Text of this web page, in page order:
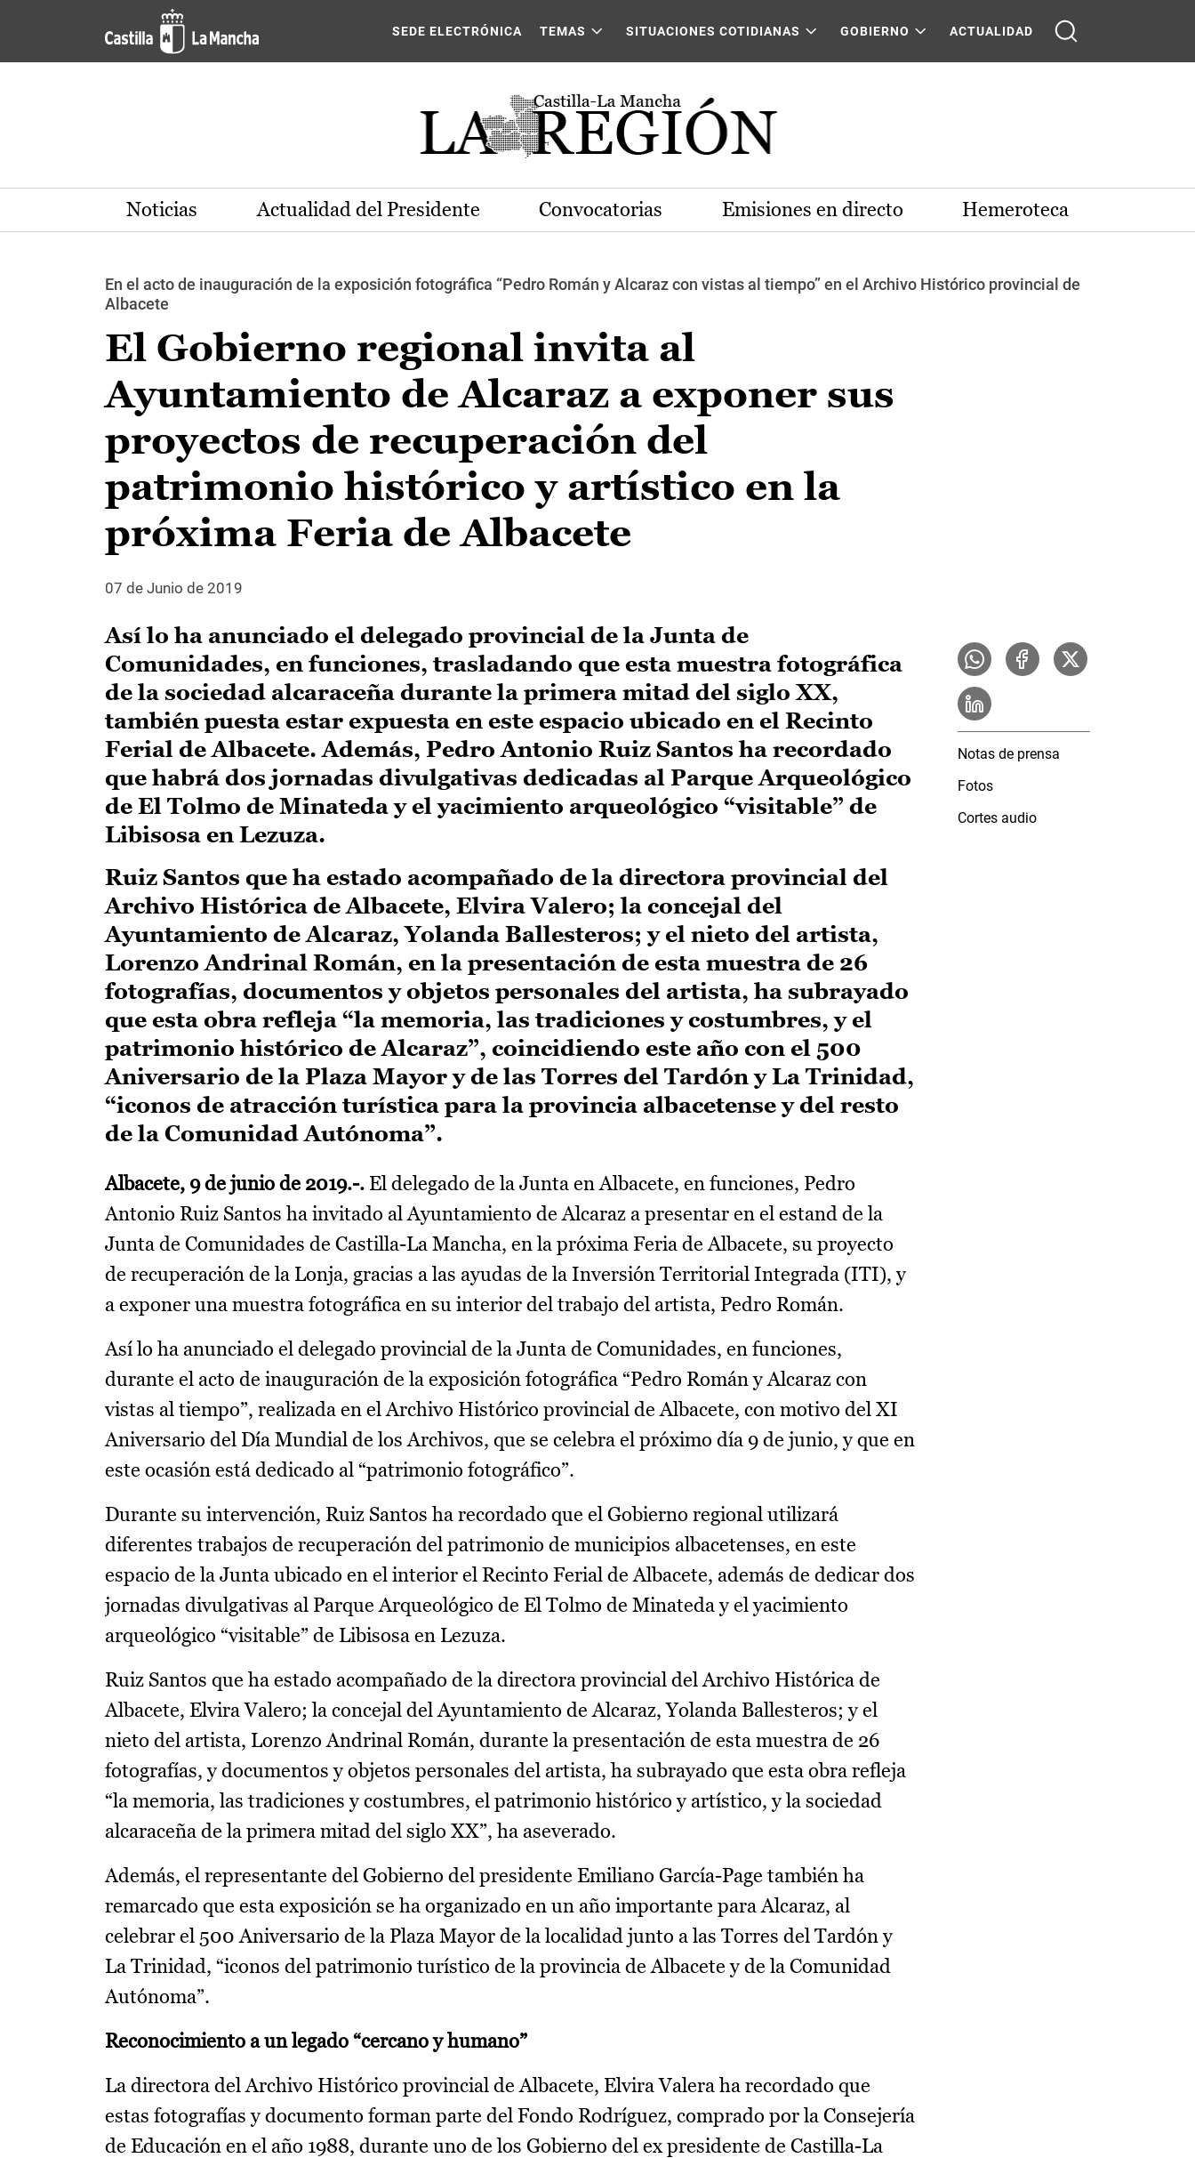
Pasar al contenido principal
SEDE ELECTRÓNICA TEMAS SITUACIONES COTIDIANAS GOBIERNO ACTUALIDAD
Noticias Actualidad del Presidente Convocatorias Emisiones en directo Hemeroteca
En el acto de inauguración de la exposición fotográfica “Pedro Román y Alcaraz con vistas al tiempo” en el Archivo Histórico provincial de
Albacete
El Gobierno regional invita al
Ayuntamiento de Alcaraz a exponer sus
proyectos de recuperación del
patrimonio histórico y artístico en la
próxima Feria de Albacete
07 de Junio de 2019
Así lo ha anunciado el delegado provincial de la Junta de
Comunidades, en funciones, trasladando que esta muestra fotográfica
de la sociedad alcaraceña durante la primera mitad del siglo XX,
también puesta estar expuesta en este espacio ubicado en el Recinto
Ferial de Albacete. Además, Pedro Antonio Ruiz Santos ha recordado
que habrá dos jornadas divulgativas dedicadas al Parque Arqueológico
de El Tolmo de Minateda y el yacimiento arqueológico “visitable” de
Libisosa en Lezuza.
Ruiz Santos que ha estado acompañado de la directora provincial del
Archivo Histórica de Albacete, Elvira Valero; la concejal del
Ayuntamiento de Alcaraz, Yolanda Ballesteros; y el nieto del artista,
Lorenzo Andrinal Román, en la presentación de esta muestra de 26
fotografías, documentos y objetos personales del artista, ha subrayado
que esta obra refleja “la memoria, las tradiciones y costumbres, y el
patrimonio histórico de Alcaraz”, coincidiendo este año con el 500
Aniversario de la Plaza Mayor y de las Torres del Tardón y La Trinidad,
“iconos de atracción turística para la provincia albacetense y del resto
de la Comunidad Autónoma”.
Albacete, 9 de junio de 2019.-. El delegado de la Junta en Albacete, en funciones, Pedro
Antonio Ruiz Santos ha invitado al Ayuntamiento de Alcaraz a presentar en el estand de la
Junta de Comunidades de Castilla-La Mancha, en la próxima Feria de Albacete, su proyecto
de recuperación de la Lonja, gracias a las ayudas de la Inversión Territorial Integrada (ITI), y
a exponer una muestra fotográfica en su interior del trabajo del artista, Pedro Román.
Así lo ha anunciado el delegado provincial de la Junta de Comunidades, en funciones,
durante el acto de inauguración de la exposición fotográfica “Pedro Román y Alcaraz con
vistas al tiempo”, realizada en el Archivo Histórico provincial de Albacete, con motivo del XI
Aniversario del Día Mundial de los Archivos, que se celebra el próximo día 9 de junio, y que en
este ocasión está dedicado al “patrimonio fotográfico”.
Durante su intervención, Ruiz Santos ha recordado que el Gobierno regional utilizará
diferentes trabajos de recuperación del patrimonio de municipios albacetenses, en este
espacio de la Junta ubicado en el interior el Recinto Ferial de Albacete, además de dedicar dos
jornadas divulgativas al Parque Arqueológico de El Tolmo de Minateda y el yacimiento
arqueológico “visitable” de Libisosa en Lezuza.
Ruiz Santos que ha estado acompañado de la directora provincial del Archivo Histórica de
Albacete, Elvira Valero; la concejal del Ayuntamiento de Alcaraz, Yolanda Ballesteros; y el
nieto del artista, Lorenzo Andrinal Román, durante la presentación de esta muestra de 26
fotografías, y documentos y objetos personales del artista, ha subrayado que esta obra refleja
“la memoria, las tradiciones y costumbres, el patrimonio histórico y artístico, y la sociedad
alcaraceña de la primera mitad del siglo XX”, ha aseverado.
Además, el representante del Gobierno del presidente Emiliano García-Page también ha
remarcado que esta exposición se ha organizado en un año importante para Alcaraz, al
celebrar el 500 Aniversario de la Plaza Mayor de la localidad junto a las Torres del Tardón y
La Trinidad, “iconos del patrimonio turístico de la provincia de Albacete y de la Comunidad
Autónoma”.
Reconocimiento a un legado “cercano y humano”
La directora del Archivo Histórico provincial de Albacete, Elvira Valera ha recordado que
estas fotografías y documento forman parte del Fondo Rodríguez, comprado por la Consejería
de Educación en el año 1988, durante uno de los Gobierno del ex presidente de Castilla-La
Notas de prensa
Fotos
Cortes audio